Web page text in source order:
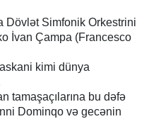
Dövlət Simfonik Orkestrini
İvan Çampa (Francesco
kimi dünya
tamaşaçılarına bu dəfə
Dominqo və gecənin